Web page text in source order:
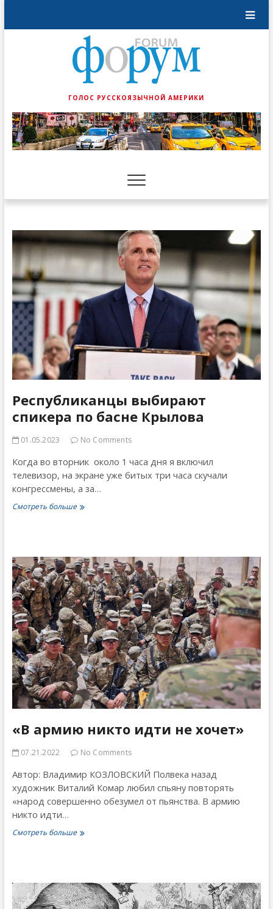
ГОЛОС РУССКОЯЗЫЧНОЙ АМЕРИКИ
Республиканцы выбирают
спикера по басне Крылова
01.05.2023 No Comments
Когда во вторник около 1 часа дня я включил
телевизор, на экране уже битых три часа скучали
конгрессмены, а за…
Смотреть большеРеспубликанцы
Крылова
«В армию никто идти не хочет»
07.21.2022 No Comments
Автор: Владимир КОЗЛОВСКИЙ Полвека назад
художник Виталий Комар любил спьяну повторять
«народ совершенно обезумел от пьянства. В армию
никто идти…
Смотреть больше«В
хочет»